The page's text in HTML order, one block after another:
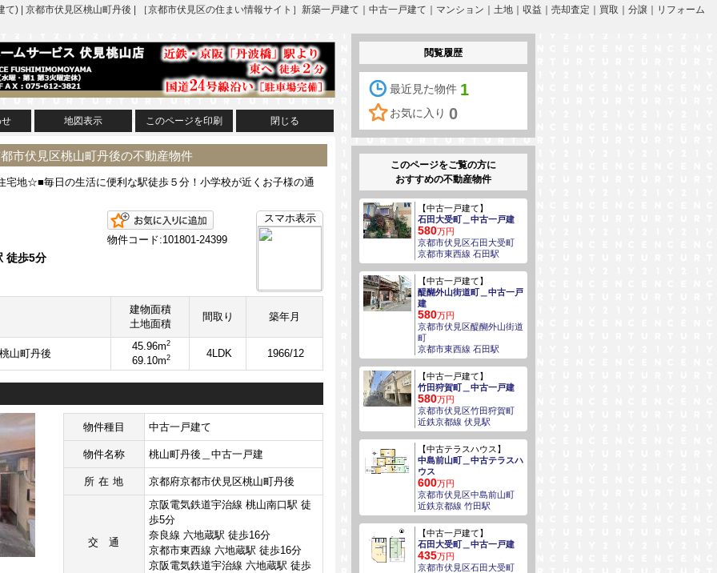
) | 京都市伏見区桃山町丹後 | ［京都市伏見区の住まい情報サイト］新築一戸建て｜中古一戸建て｜マンション｜土地｜収益｜売却査定｜買取｜分譲｜リフォーム
地図表示 このページを印刷 閉じる
市伏見区桃山町丹後の不動産物件
宅地☆■毎日の生活に便利な駅徒歩５分！小学校が近くお子様の通
徒歩5分
スマホ表示
お気に入りに追加
物件コード:101801-24399
建物面積
土地面積
間取り 築年月
山町丹後
45.96m2
69.10m2 4LDK 1966/12
物件種目 中古一戸建て
物件名称 桃山町丹後＿中古一戸建
所在地 京都府京都市伏見区桃山町丹後
交通
京阪電気鉄道宇治線 桃山南口駅 徒
歩5分
奈良線 六地蔵駅 徒歩16分
京都市東西線 六地蔵駅 徒歩16分
京阪電気鉄道宇治線 六地蔵駅 徒歩
閲覧履歴
最近見た物件 1
お気に入り 0
このページをご覧の方に
おすすめの不動産物件
【中古一戸建て】
石田大受町＿中古一戸建
580万円
京都市伏見区石田大受町
京都市東西線 石田駅
【中古一戸建て】
醍醐外山街道町＿中古一戸
建
580万円
京都市伏見区醍醐外山街道
町
京都市東西線 石田駅
【中古一戸建て】
竹田狩賀町＿中古一戸建
580万円
京都市伏見区竹田狩賀町
近鉄京都線 伏見駅
【中古テラスハウス】
中島前山町＿中古テラスハ
ウス
600万円
京都市伏見区中島前山町
近鉄京都線 竹田駅
【中古一戸建て】
石田大受町＿中古一戸建
435万円
京都市伏見区石田大受町